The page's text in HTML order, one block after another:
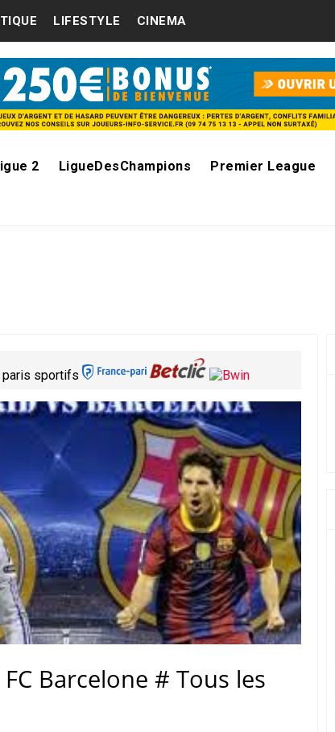
LIFESTYLE CINEMA
2 LigueDesChampions Premier League
paris sportifs
Barcelone # Tous les